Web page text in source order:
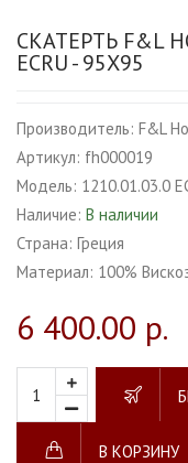
СКАТЕРТЬ F&L
ECRU - 95Х95
Производитель: F&L
Артикул: fh000019
Модель: 1210.01.03.0
Наличие: В наличии
Страна: Греция
Материал: 100%
6 400.00 р.
В КОРЗИНУ